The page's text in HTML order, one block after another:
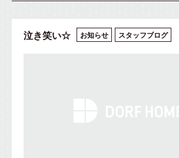
泣き笑い☆ お知らせ スタッフブログ